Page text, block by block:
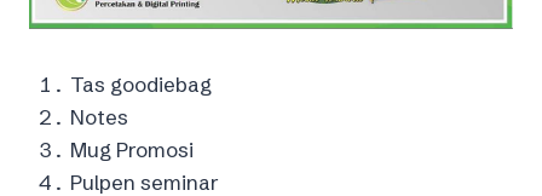
Tas goodiebag
Notes
Mug Promosi
Pulpen seminar